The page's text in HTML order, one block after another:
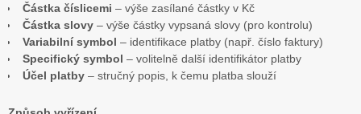
Částka číslicemi – výše zasílané částky v Kč
Částka slovy – výše částky vypsaná slovy (pro kontrolu)
Variabilní symbol – identifikace platby (např. číslo faktury)
Specifický symbol – volitelně další identifikátor platby
Účel platby – stručný popis, k čemu platba slouží